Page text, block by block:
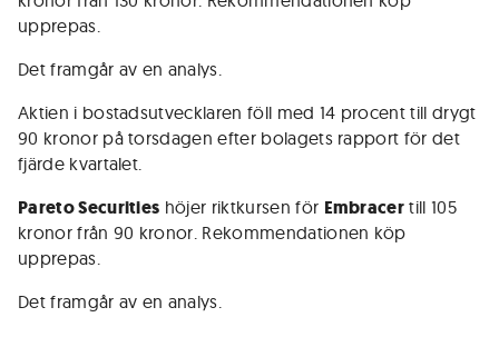
upprepas.
Det framgår av en analys.
Aktien i bostadsutvecklaren föll med 14 procent till drygt
90 kronor på torsdagen efter bolagets rapport för det
fjärde kvartalet.
Pareto Securities höjer riktkursen för Embracer till 105
kronor från 90 kronor. Rekommendationen köp
upprepas.
Det framgår av en analys.